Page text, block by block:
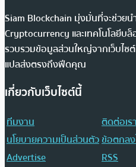
Siam Blockchain มุ่งมั่นที่จะช่วยน
Cryptocurrency และเทคโนโลยีบ
รวบรวมข้อมูลส่วนใหญ่จากเว็บไซต์
แปลส่งตรงถึงฟีดคุณ
เกี่ยวกับเว็บไซต์นี้
ทีมงาน
ติดต่อเร
นโยบายความเป็นส่วนตัวข้อตกลง
Advertise
RSS